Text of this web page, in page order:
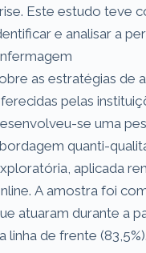
Este estudo teve
e analisar a
as estratégias de
pelas
se uma
quanti-
aplicada
A amostra foi
atuaram durante a
linha de frente (83,5%). Os resultados